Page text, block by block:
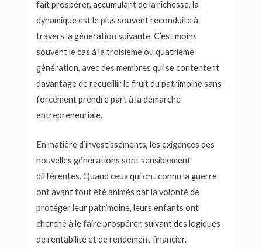
fait prospérer, accumulant de la richesse, la
dynamique est le plus souvent reconduite à
travers la génération suivante. C’est moins
souvent le cas à la troisième ou quatrième
génération, avec des membres qui se contentent
davantage de recueillir le fruit du patrimoine sans
forcément prendre part à la démarche
entrepreneuriale.
En matière d’investissements, les exigences des
nouvelles générations sont sensiblement
différentes. Quand ceux qui ont connu la guerre
ont avant tout été animés par la volonté de
protéger leur patrimoine, leurs enfants ont
cherché à le faire prospérer, suivant des logiques
de rentabilité et de rendement financier.